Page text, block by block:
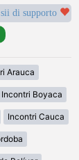
di supporto
Arauca
Incontri Boyaca
Incontri Cauca